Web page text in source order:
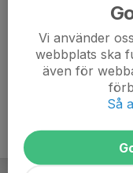
Vi använder
webbplats ska
även för
Så